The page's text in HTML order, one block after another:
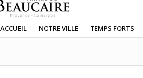
ACCUEIL NOTRE VILLE TEMPS FORTS